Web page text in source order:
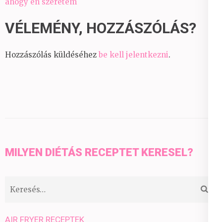
VÉLEMÉNY, HOZZÁSZÓLÁS?
Hozzászólás küldéséhez be kell jelentkezni.
MILYEN DIÉTÁS RECEPTET KERESEL?
Keresés:
AIR FRYER RECEPTEK